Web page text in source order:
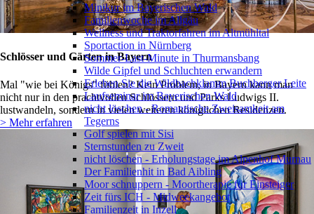
Schlösser und Gärten in Bayern
Mal "wie bei Königs" fühlen? Kein Problem, in Bayern kann man
nicht nur in den prachtvollen Schlössern und Parks Ludwigs II.
lustwandeln, sondern in vielen weiteren königlichen Residenzen.
> Mehr erfahren
Minikur im Bayerischen Wald
Familienwoche im Allgäu
Wellness und Traktorfahren im Altmühltal
Sportaction in Nürnberg
Sommer-Last-Minute in Thurmansbang
Wilde Gipfel und Schluchten erwandern
Erleben Sie die Wildbachklamm Buchberger Leite
Laufseminar im Bayerischen Wald
nicht löschen - Romantische Zweisamkeit am
Tegerns
Golf spielen mit Sisi
Sternstunden zu Zweit
nicht löschen - Erholungstage im Alpenhof Murnau
Der Familienhit in Bad Aibling
Moor schnuppern - Moortherapie für Einsteiger
Zeit fürs ICH - Midweekangebot
Familienzeit in Inzell